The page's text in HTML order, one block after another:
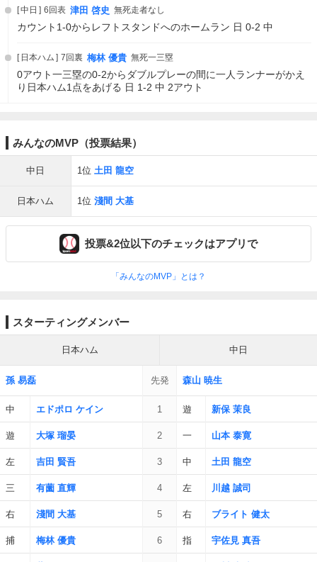
中日 6回表 津田 啓史 無死走者なし
カウント1-0からレフトスタンドへのホームラン 日 0-2 中
日本ハム 7回裏 梅林 優貴 無死一三塁
0アウト一三塁の0-2からダブルプレーの間に一人ランナーがかえ
り日本ハム1点をあげる 日 1-2 中 2アウト
みんなのMVP（投票結果）
中日 1位 土田 龍空
日本ハム 1位 淺間 大基
投票&2位以下のチェックはアプリで
「みんなのMVP」とは？
スターティングメンバー
日本ハム 中日
孫 易磊 先発 森山 暁生
中 エドポロ ケイン 1 遊 新保 茉良
遊 大塚 瑠晏 2 一 山本 泰寛
左 吉田 賢吾 3 中 土田 龍空
三 有薗 直輝 4 左 川越 誠司
右 淺間 大基 5 右 ブライト 健太
捕 梅林 優貴 6 指 宇佐見 真吾